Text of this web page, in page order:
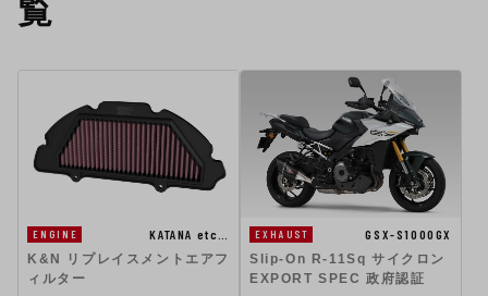
覧
ENGINE
KATANA etc…
K&N リプレイスメントエアフ
ィルター
EXHAUST
GSX-S1000GX
Slip-On R-11Sq サイクロン
EXPORT SPEC 政府認証